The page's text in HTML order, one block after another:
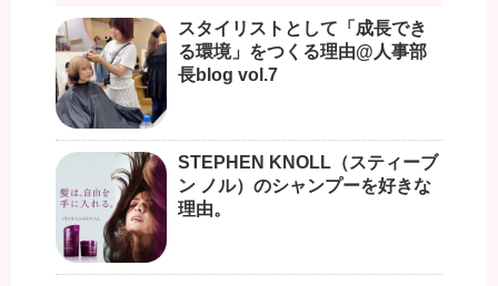
スタイリストとして「成長でき
る環境」をつくる理由@人事部
長blog vol.7
STEPHEN KNOLL（スティーブ
ン ノル）のシャンプーを好きな
理由。